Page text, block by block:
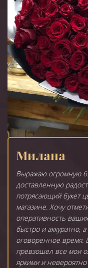
Милана
Выражаю огромную
доставленную
потрясающий букет
магазине. Хочу
оперативность
быстро и аккуратно,
оговоренное время.
превзошел все мои
яркими и